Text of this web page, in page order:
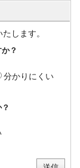
します。
？
分かりにくい